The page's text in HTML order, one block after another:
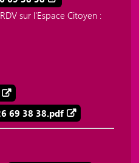
sur l'Espace Citoyen :
69 38 38.pdf